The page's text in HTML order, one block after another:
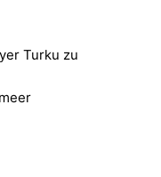
Turku zu